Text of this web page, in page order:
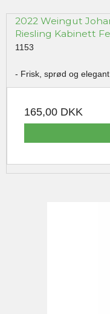
2022 Weingut
Riesling Kabinett
1153
- Frisk, sprød og
165,00 DKK